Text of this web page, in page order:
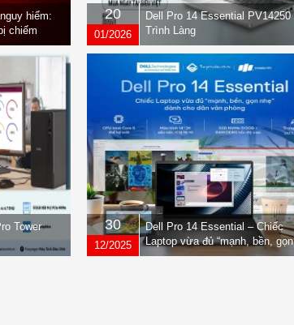
hiểm:
chiếm
20
01/2026
Dell Pro 14 Essential PV14250
Trình Làng
Tower
30
12/2025
Dell Pro 14 Essential – Chiếc
Laptop vừa đủ “mạnh, bền, gọn
nhẹ” dành cho dân văn phòng